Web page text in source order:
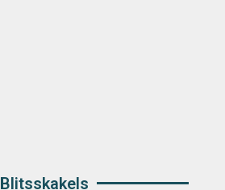
Blitsskakels